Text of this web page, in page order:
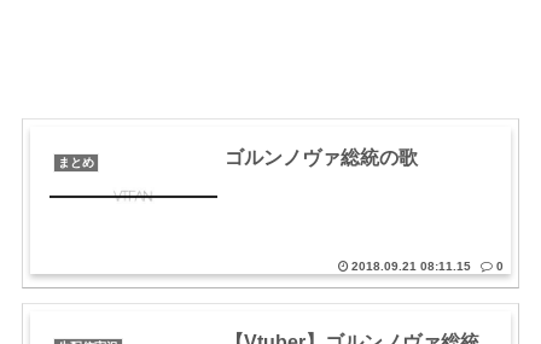
まとめ ゴルンノヴァ総統の歌
2018.09.21 08:11.15 0